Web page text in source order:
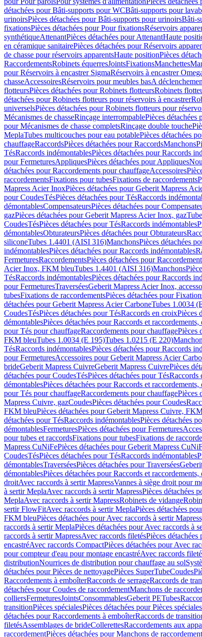
détachées pour Bâti-supports pour WCBâti-supports pour
urinoirsPièces détachées pour Bâti-supports pour urinoirsBâti-
fixationsPièces détachées pour Pour fixationsRéservoirs
synthétiqueAttenantPièces détachées pour AttenantHaute
en céramique sanitairePièces détachées pour Réservoirs
de chasse pour réservoirs apparentsHaute positionPièces
RaccordementsRobinets équerresJointsFixationsManchettes
pour Réservoirs à encastrer SigmaRéservoirs à encastrer
chasseAccessoiresRéservoirs pour meubles basA
flotteursPièces détachées pour Robinets flotteursRobinets
détachées pour Robinets flotteurs pour réservoirs à encastrer
universelsPièces détachées pour Robinets flotteurs pour
Mécanismes de chasseRinçage interrompablePièces détachées
pour Mécanismes de chasse completsRinçage double touche
MeplaTubes multicouches pour eau potablePièces détachées
chauffageRaccordsPièces détachées pour RaccordsManchons
TésRaccords indémontablesPièces détachées pour Raccords
pour FermeturesAppliquesPièces détachées pour Appliques
détachées pour Raccordements pour chauffageAccessoires
raccordementsFixations pour tubesFixations de raccordements
Mapress Acier InoxPièces détachées pour Geberit Mapress
pour CoudesTésPièces détachées pour TésRaccords
démontablesCompensateursPièces détachées pour
gazPièces détachées pour Geberit Mapress Acier Inox, gaz
CoudesTésPièces détachées pour TésRaccords indémontables
démontablesObturateursPièces détachées pour Obturateurs
siliconeTubes 1.4401 (AISI 316)ManchonsPièces détachées
indémontablesPièces détachées pour Raccords indémontables
FermeturesRaccordementsPièces détachées pour
Acier Inox, FKM bleuTubes 1.4401 (AISI 316)Manchons
TésRaccords indémontablesPièces détachées pour Raccords
pour FermeturesTraverséesGeberit Mapress Acier Inox,
tubesFixations de raccordementsPièces détachées pour
détachées pour Geberit Mapress Acier CarboneTubes 1.0034
CoudesTésPièces détachées pour TésRaccords en croixPièces
démontablesPièces détachées pour Raccords et raccordements,
pour Tés pour chauffageRaccordements pour chauffagePièces
FKM bleuTubes 1.0034 (E 195)Tubes 1.0215 (E 220)
TésRaccords indémontablesPièces détachées pour Raccords
pour FermeturesAccessoires pour Geberit Mapress Acier
brideGeberit Mapress CuivreGeberit Mapress CuivrePièces
détachées pour CoudesTésPièces détachées pour TésRaccords
démontablesPièces détachées pour Raccords et raccordements,
pour Tés pour chauffageRaccordements pour chauffagePièces
Mapress Cuivre, gazCoudesPièces détachées pour Coudes
FKM bleuPièces détachées pour Geberit Mapress Cuivre,
détachées pour TésRaccords indémontablesPièces détachées
démontablesFermeturesPièces détachées pour Fermetures
pour tubes et raccordsFixations pour tubesFixations de
Mapress CuNiFePièces détachées pour Geberit Mapress
CoudesTésPièces détachées pour TésRaccords indémontables
démontablesTraverséesPièces détachées pour Traversées
démontablesPièces détachées pour Raccords et raccordements,
droitAvec raccords à sertir MapressVannes à siège droit pour
à sertir MeplaAvec raccords à sertir MapressPièces détachées
MeplaAvec raccords à sertir MapressRobinets de vidange
sertir FlowFitAvec raccords à sertir MeplaPièces détachées
FKM bleuPièces détachées pour Avec raccords à sertir
raccords à sertir MeplaPièces détachées pour Avec raccords à
raccords à sertir MapressAvec raccords filetésPièces
encastréAvec raccords CompactPièces détachées pour Avec
pour compteur d'eau pour montage encastréAvec raccords
distributionNourrices de distribution pour chauffage au sol
détachées pour Pièces de nettoyagePièces SuperTubeCoudes
Raccordements à emboîterRaccords de serrageRaccords de
détachées pour Coudes de raccordementManchons de
colliersFermeturesJointsConsommablesGeberit PETubes
transitionPièces spécialesPièces détachées pour Pièces spéciales
détachées pour Raccordements à emboîterRaccords de
filetésAssemblages de brideCollerettesRaccordements aux
raccordementPièces détachées pour Manchons de raccordement